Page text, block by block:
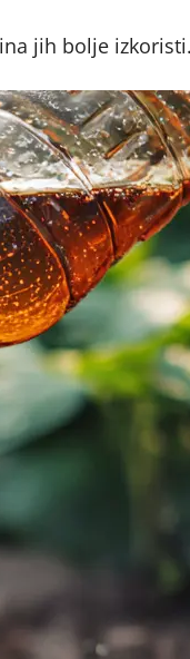
jih bolje